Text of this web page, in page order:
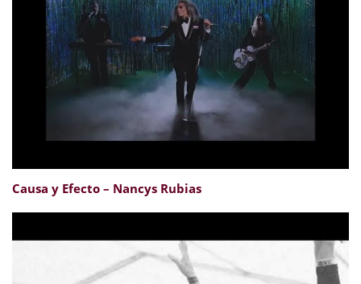
Causa y Efecto – Nancys Rubias